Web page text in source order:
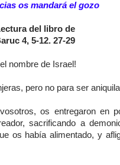
os mandará el gozo
del libro de
4, 5-12. 27-29
nombre de Israel!
pero no para ser
os entregaron en
sacrificando a
os había alimentado, y